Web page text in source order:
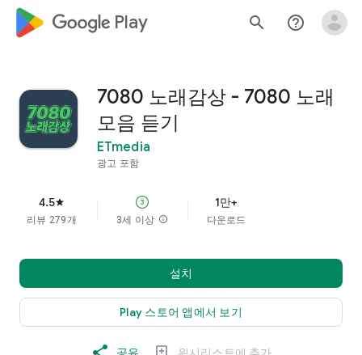
google_logo Play search help_outline
7080 노래감상 - 7080 노래
모음 듣기
ETmedia
광고 포함
4.5star
리뷰 279개 3세 이상 info
1만+
다운로드
설치
Play 스토어 앱에서 보기